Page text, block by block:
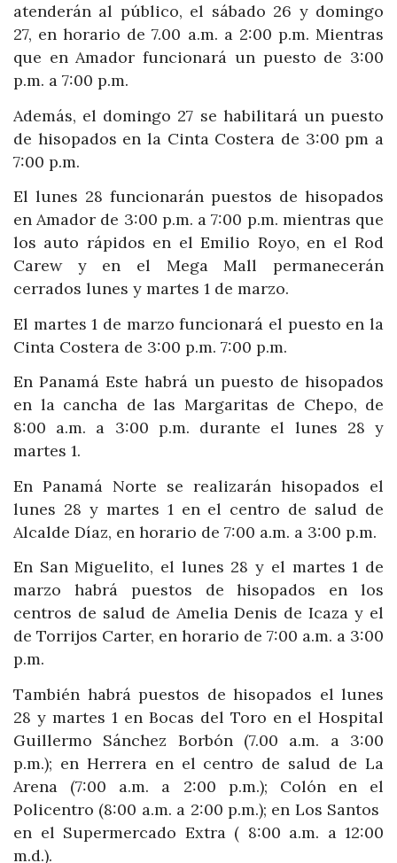
atenderán al público, el sábado 26 y domingo
27, en horario de 7.00 a.m. a 2:00 p.m. Mientras
que en Amador funcionará un puesto de 3:00
p.m. a 7:00 p.m.
Además, el domingo 27 se habilitará un puesto
de hisopados en la Cinta Costera de 3:00 pm a
7:00 p.m.
El lunes 28 funcionarán puestos de hisopados
en Amador de 3:00 p.m. a 7:00 p.m. mientras que
los auto rápidos en el Emilio Royo, en el Rod
Carew y en el Mega Mall permanecerán
cerrados lunes y martes 1 de marzo.
El martes 1 de marzo funcionará el puesto en la
Cinta Costera de 3:00 p.m. 7:00 p.m.
En Panamá Este habrá un puesto de hisopados
en la cancha de las Margaritas de Chepo, de
8:00 a.m. a 3:00 p.m. durante el lunes 28 y
martes 1.
En Panamá Norte se realizarán hisopados el
lunes 28 y martes 1 en el centro de salud de
Alcalde Díaz, en horario de 7:00 a.m. a 3:00 p.m.
En San Miguelito, el lunes 28 y el martes 1 de
marzo habrá puestos de hisopados en los
centros de salud de Amelia Denis de Icaza y el
de Torrijos Carter, en horario de 7:00 a.m. a 3:00
p.m.
También habrá puestos de hisopados el lunes
28 y martes 1 en Bocas del Toro en el Hospital
Guillermo Sánchez Borbón (7.00 a.m. a 3:00
p.m.); en Herrera en el centro de salud de La
Arena (7:00 a.m. a 2:00 p.m.); Colón en el
Policentro (8:00 a.m. a 2:00 p.m.); en Los Santos
en el Supermercado Extra ( 8:00 a.m. a 12:00
m.d.).